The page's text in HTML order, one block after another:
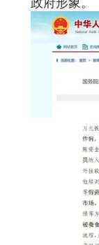
政府形象。